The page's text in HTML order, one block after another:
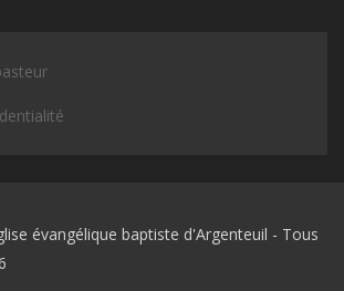
évangélique baptiste d'Argenteuil - Tous